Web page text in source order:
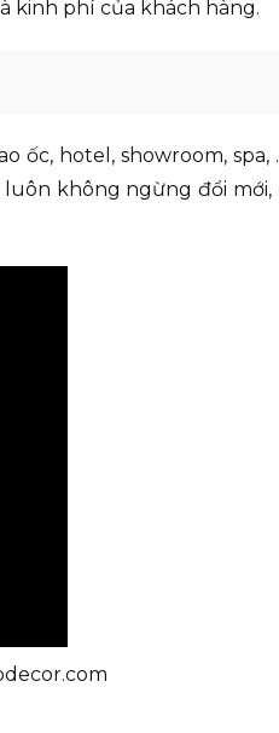
kinh phí của khách hàng.
ốc, hotel, showroom, spa,
không ngừng đổi